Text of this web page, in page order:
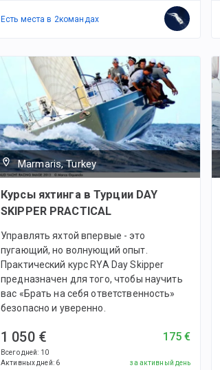
Есть места в 2командах
Marmaris, Turkey
Курсы яхтинга в Турции DAY
SKIPPER PRACTICAL
Управлять яхтой впервые - это
пугающий, но волнующий опыт.
Практический курс RYA Day Skipper
предназначен для того, чтобы научить
вас «Брать на себя ответственность»
безопасно и уверенно.
1 050 €
Всего дней: 10
Активных дней: 6
175 €
за активный день